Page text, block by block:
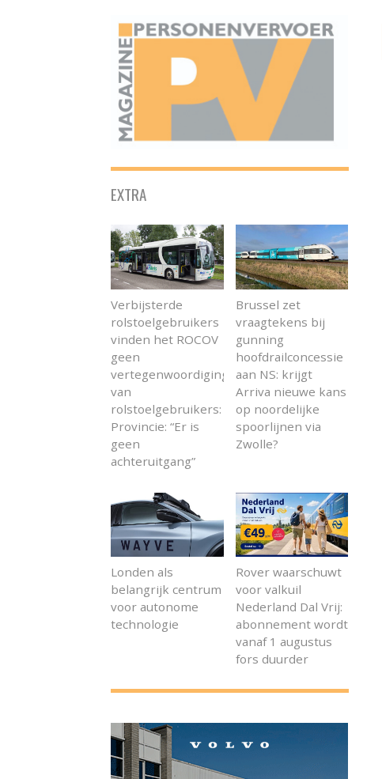
EXTRA
Verbijsterde
rolstoelgebruikers
vinden het ROCOV
geen
vertegenwoordiging
van
rolstoelgebruikers:
Provincie: “Er is
geen
achteruitgang”
Brussel zet
vraagtekens bij
gunning
hoofdrailconcessie
aan NS: krijgt
Arriva nieuwe kans
op noordelijke
spoorlijnen via
Zwolle?
Londen als
belangrijk centrum
voor autonome
technologie
Rover waarschuwt
voor valkuil
Nederland Dal Vrij:
abonnement wordt
vanaf 1 augustus
fors duurder